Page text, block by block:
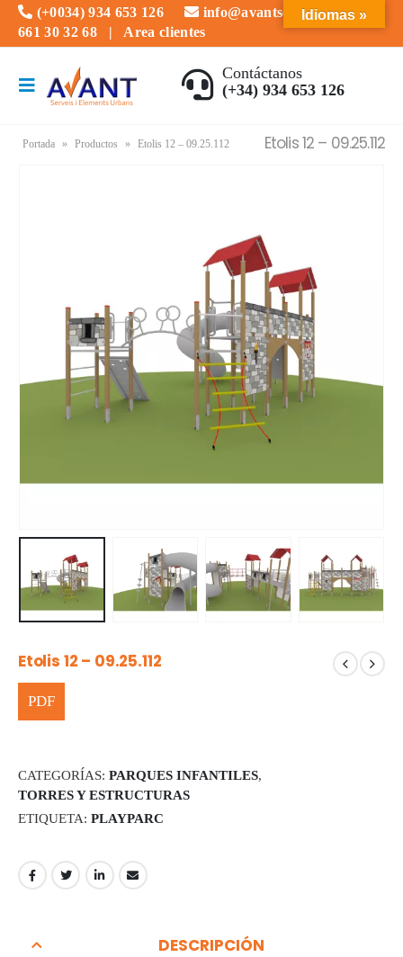
(+0034) 934 653 126
info@avantserveis.com
661 30 32 68 | Area clientes
Contáctanos
(+34) 934 653 126
Etolis 12 – 09.25.112
Portada » Productos » Etolis 12 – 09.25.112
Etolis 12 – 09.25.112
CATEGORÍAS: PARQUES INFANTILES,
TORRES Y ESTRUCTURAS
ETIQUETA: PLAYPARC
DESCRIPCIÓN
Idiomas »